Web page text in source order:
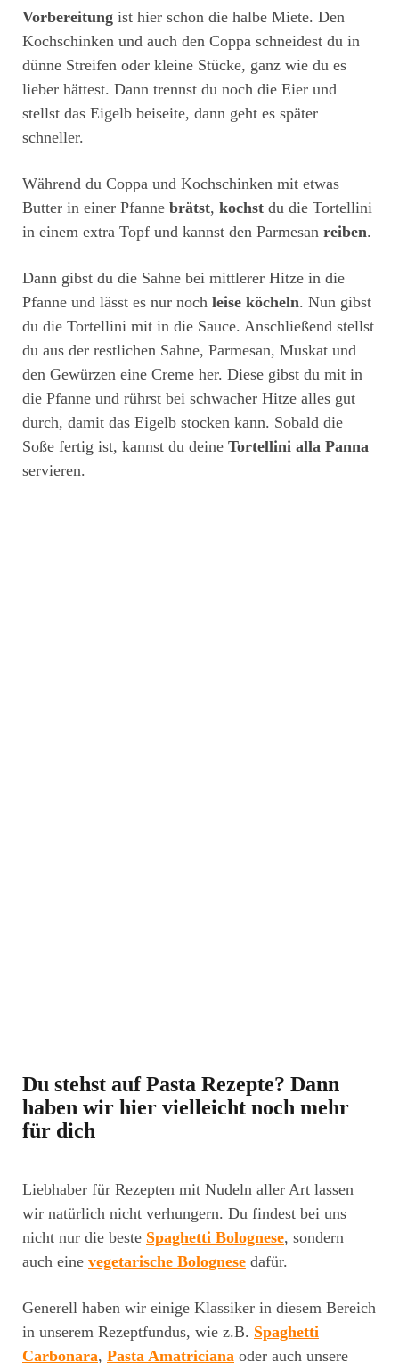
Vorbereitung ist hier schon die halbe Miete. Den
Kochschinken und auch den Coppa schneidest du in
dünne Streifen oder kleine Stücke, ganz wie du es
lieber hättest. Dann trennst du noch die Eier und
stellst das Eigelb beiseite, dann geht es später
schneller.
Während du Coppa und Kochschinken mit etwas
Butter in einer Pfanne brätst, kochst du die Tortellini
in einem extra Topf und kannst den Parmesan reiben.
Dann gibst du die Sahne bei mittlerer Hitze in die
Pfanne und lässt es nur noch leise köcheln. Nun gibst
du die Tortellini mit in die Sauce. Anschließend stellst
du aus der restlichen Sahne, Parmesan, Muskat und
den Gewürzen eine Creme her. Diese gibst du mit in
die Pfanne und rührst bei schwacher Hitze alles gut
durch, damit das Eigelb stocken kann. Sobald die
Soße fertig ist, kannst du deine Tortellini alla Panna
servieren.
Du stehst auf Pasta Rezepte? Dann
haben wir hier vielleicht noch mehr
für dich
Liebhaber für Rezepten mit Nudeln aller Art lassen
wir natürlich nicht verhungern. Du findest bei uns
nicht nur die beste Spaghetti Bolognese, sondern
auch eine vegetarische Bolognese dafür.
Generell haben wir einige Klassiker in diesem Bereich
in unserem Rezeptfundus, wie z.B. Spaghetti
Carbonara, Pasta Amatriciana oder auch unsere